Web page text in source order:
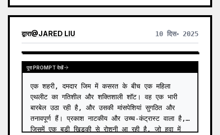
द्वारा@JARED LIU 10 दिस॰ 2025
पूरा PROMPT देखें
एक शहरी, दमदार जिम में कसरत के बीच एक महिला
एथलीट का गतिशील और शक्तिशाली शॉट। वह एक भारी
बारबेल उठा रही है, और उसकी मांसपेशियां सुगठित और
तनावपूर्ण हैं। प्रकाश नाटकीय और उच्च-कंट्रास्ट वाला है,
जिसमें एक बड़ी खिड़की से रोशनी आ रही है, जो हवा में